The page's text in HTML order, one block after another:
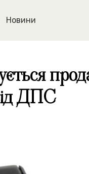
Новини
ДПС